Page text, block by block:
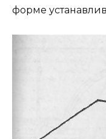
форме